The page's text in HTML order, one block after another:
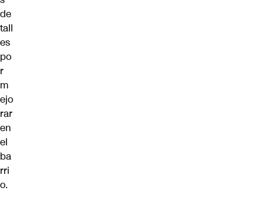
de
tall
es
po
r
m
ejo
rar
en
el
ba
rri
o.